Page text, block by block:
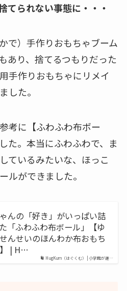
てられない事態に・・・
で）手作りおもちゃブーム
あり、捨てるつもりだった
手作りおもちゃにリメイ
した。
考に【ふわふわ布ボー
た。本当にふわふわで、ま
ているみたいな、ほっこ
ルができました。
HugKum（はぐくむ） | 小学館が運…
んの「好き」がいっぱい詰
「ふわふわ布ボール」【ゆ
んせいのほんわか布おもち
| H…